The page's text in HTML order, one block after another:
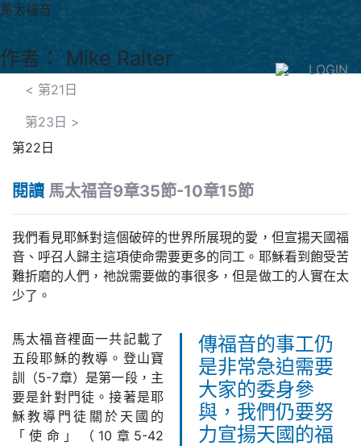
LOGIN
馬太福音
作者： Mike Raiter
< 第21日
第23日 >
第22日
閱讀 馬太福音9章35節-10章15節
我們看見耶穌對這個破碎的世界所展現的愛，但宣揚天國福
音、呼召人歸主這項使命需要更多的同工。耶穌看到飽受苦
難折磨的人們，祂說需要做的事很多，但是做工的人實在太
少了。
傳福音的事工仍
是非常急迫需要
大家的委身參
與，我們仍要努
力宣揚天國的福
馬太福音裡面一共記載了
五段耶穌的教導。登山寶
訓（5-7章）是第一段，主
要是針對門徒。接著是耶
穌教導門徒關於天國的
「使命」（10章5-42